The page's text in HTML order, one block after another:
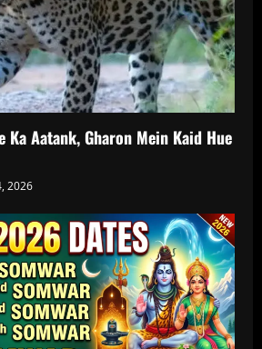
Ka Aatank, Gharon Mein Kaid Hue
2026